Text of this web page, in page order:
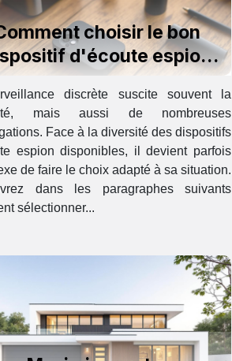
choisir le bon
d'écoute espion
pour vos besoins ?
discrète suscite souvent la
mais aussi de nombreuses
Face à la diversité des dispositifs
espion disponibles, il devient parfois
de faire le choix adapté à sa situation.
dans les paragraphes suivants
sélectionner...